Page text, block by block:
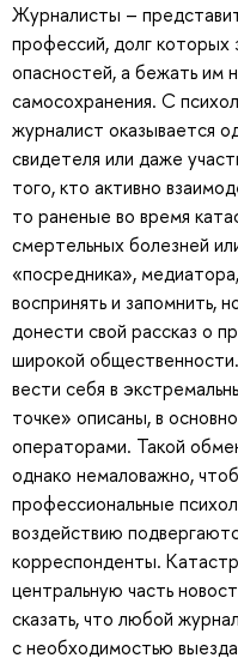
Журналисты –
профессий, долг которых
опасностей, а бежать им
самосохранения. С
журналист оказывается
свидетеля или даже
того, кто активно
то раненые во время
смертельных болезней
«посредника»,
воспринять и запомнить,
донести свой рассказ о
широкой
вести себя в
точке» описаны, в
операторами. Такой
однако немаловажно,
профессиональные
воздействию
корреспонденты.
центральную часть
сказать, что любой
с необходимостью